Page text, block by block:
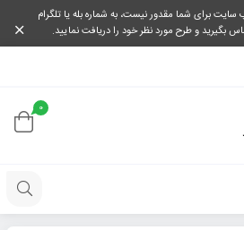
سایت برای شما مقدور نیست، به شماره بله یا تلگرام
0